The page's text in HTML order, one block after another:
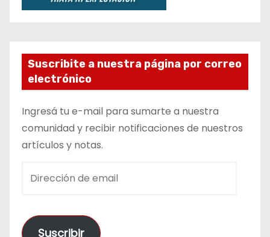
Suscribite a nuestra página por correo
electrónico
Ingresá tu e-mail para sumarte a nuestra
comunidad y recibir notificaciones de nuestros
artículos y notas.
e
Suscribir